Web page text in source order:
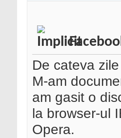
De cateva
M-am
am gasit o
la browser-ul
Opera.